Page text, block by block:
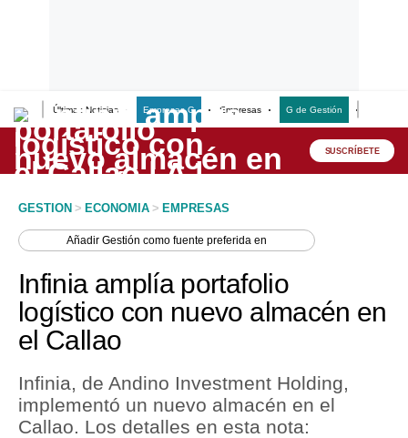
Últimas Noticias Empresas G Empresas G de Gestión
Lo último
Peru Quiosco
Economía
Mercados
Política
SUSCRÍBETE
GESTION > ECONOMIA > EMPRESAS
AñadirGestión como fuente preferida en
Infinia amplía portafolio
logístico con nuevo almacén en
el Callao
Infinia, de Andino Investment Holding,
implementó un nuevo almacén en el
Callao. Los detalles en esta nota: